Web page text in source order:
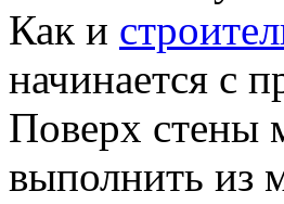
Как и
начинается с
Поверх стены
выполнить из